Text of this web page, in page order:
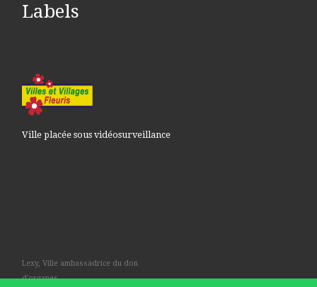
Labels
Ville placée sous vidéosurveillance
Lexy, Ville ambassadrice du don
d'organes